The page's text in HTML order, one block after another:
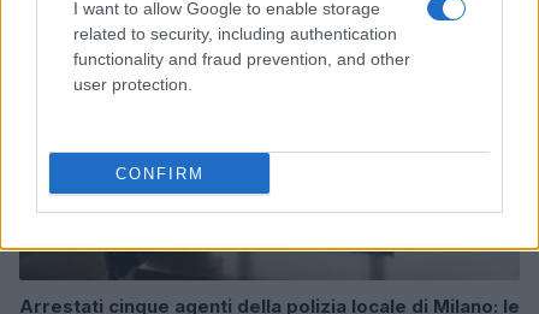
I want to allow Google to enable storage
related to security, including authentication
functionality and fraud prevention, and other
user protection.
CONFIRM
Arrestati cinque agenti della polizia locale di Milano: le